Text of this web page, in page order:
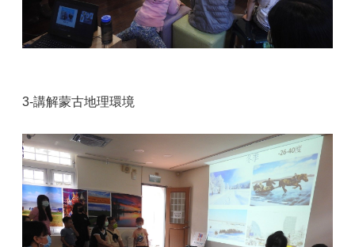
3-講解蒙古地理環境